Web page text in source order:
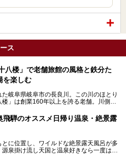
ス
八楼」で老舗旅館の風格と鉄分た
を楽しむ
岐阜県岐阜市の長良川。この川のほとり
」は創業160年以上を誇る老舗。川側の
消にこだわった食事も定評があります。
り入浴もできるんですよ。泊まりでも日
る旅とともに楽しんでみてはいかがでし
飛騨のオススメ日帰り温泉・絶景露
に位置し、ワイルドな絶景露天風呂が多
泉掛け流し天国と温泉好きなら一度は行